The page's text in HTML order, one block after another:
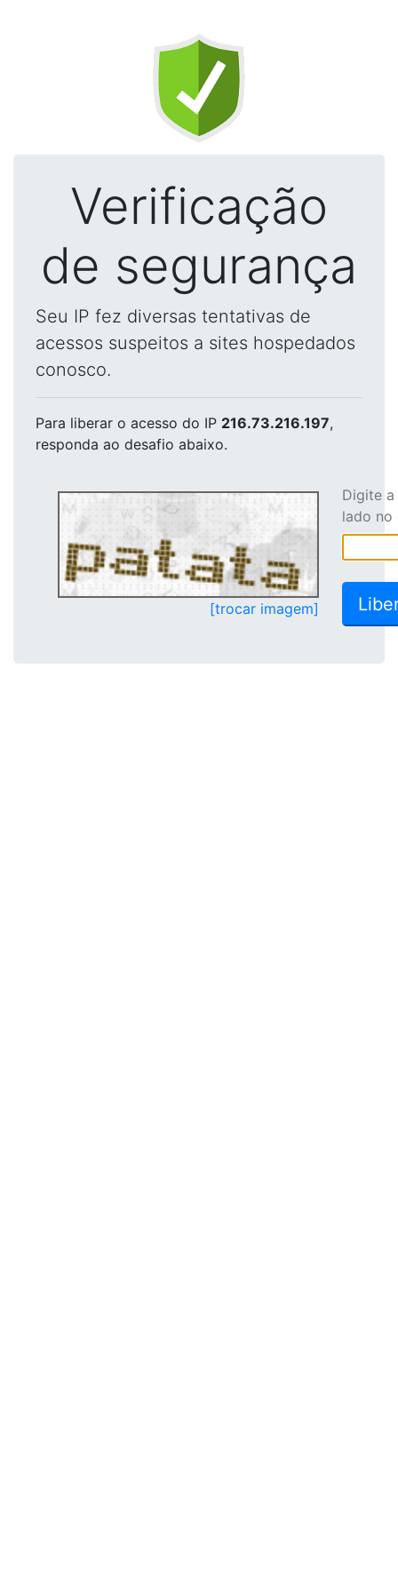
Verificação
de segurança
Seu IP fez diversas tentativas de
acessos suspeitos a sites hospedados
conosco.
Para liberar o acesso do IP 216.73.216.197,
responda ao desafio abaixo.
[trocar imagem]
Digite
lado no